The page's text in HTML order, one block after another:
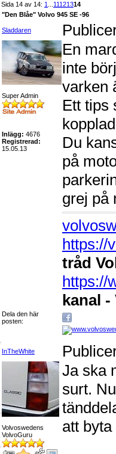
Sida 14 av 14: 1 11121314
"Den Blåe" Volvo 945 SE -96
Sladdaren
Super Admin
Inlägg: 4676
Registrerad:
15.05.13
En
inte
varken
Ett tips
Du
på
grej på
https://
tråd
https://
kanal
Dela den här
posten:
InTheWhite
Volvoswedens
VolvoGuru
Ja ska
surt.
att